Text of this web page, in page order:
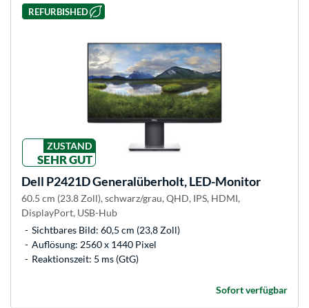
REFURBISHED
ZUSTAND
SEHR GUT
Dell P2421D Generalüberholt, LED-Monitor
60.5 cm (23.8 Zoll), schwarz/grau, QHD, IPS, HDMI,
DisplayPort, USB-Hub
Sichtbares Bild: 60,5 cm (23,8 Zoll)
Auflösung: 2560 x 1440 Pixel
Reaktionszeit: 5 ms (GtG)
Sofort verfügbar